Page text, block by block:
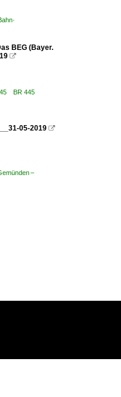
BEG (Bayer.

BR 445
05-2019 
–